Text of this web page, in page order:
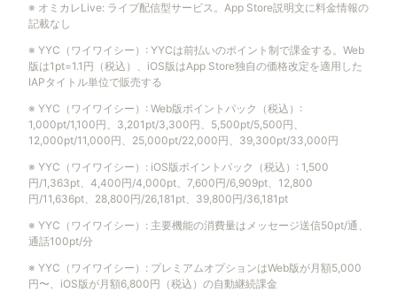
※ オミカレLive: ライブ配信型サービス。App Store説明文に料金情報の
記載なし
※ YYC（ワイワイシー） : YYCは前払いのポイント制で課金する。Web
版は1pt=1.1円（税込）、iOS版はApp Store独自の価格改定を適用した
IAPタイトル単位で販売する
※ YYC（ワイワイシー） : Web版ポイントパック（税込）:
1,000pt/1,100円、3,201pt/3,300円、5,500pt/5,500円、
12,000pt/11,000円、25,000pt/22,000円、39,300pt/33,000円
※ YYC（ワイワイシー） : iOS版ポイントパック（税込）: 1,500
円/1,363pt、4,400円/4,000pt、7,600円/6,909pt、12,800
円/11,636pt、28,800円/26,181pt、39,800円/36,181pt
※ YYC（ワイワイシー） : 主要機能の消費量はメッセージ送信50pt/通、
通話100pt/分
※ YYC（ワイワイシー） : プレミアムオプションはWeb版が月額5,000
円〜、iOS版が月額6,800円（税込）の自動継続課金